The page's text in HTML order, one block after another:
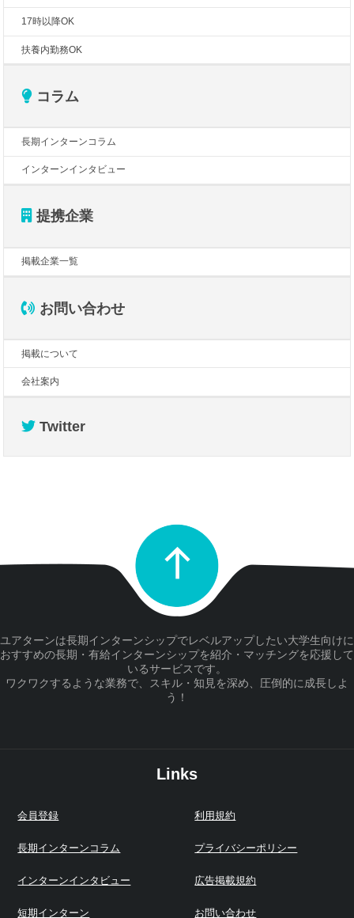
17時以降OK
扶養内勤務OK
コラム
長期インターンコラム
インターンインタビュー
提携企業
掲載企業一覧
お問い合わせ
掲載について
会社案内
Twitter
ユアターンは長期インターンシップでレベルアップしたい大学生向けに
おすすめの長期・有給インターンシップを紹介・マッチングを応援して
いるサービスです。
ワクワクするような業務で、スキル・知見を深め、圧倒的に成長しよ
う！
Links
会員登録
長期インターンコラム
インターンインタビュー
短期インターン
利用規約
プライバシーポリシー
広告掲載規約
お問い合わせ